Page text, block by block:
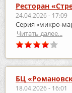
Ресторан
24.04.2026 - 17:09
Серия
Читать далее...
БЦ
18.04.2026 - 16:01